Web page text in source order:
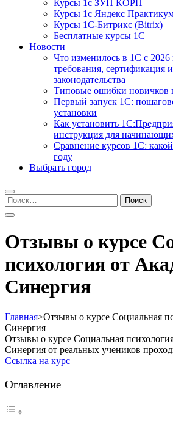
Курсы 1с ЗУП КОРП
Курсы 1с Яндекс
Курсы 1С-Битрикс (Bitrix)
Бесплатные курсы 1С
Новости
Что изменилось в 1С с 2026
требования, сертификация
законодательства
Типовые ошибки новичков
Первый запуск 1С:
установки
Как установить
инструкция для
Сравнение курсов 1С:
году
Выбрать город
Найти:
Отзывы о курсе
психология от
Синергия
Главная>Отзывы о курсе Социальная
Синергия
Отзывы о курсе Социальная
Синергия от реальных учеников
Ссылка на курс
Оглавление